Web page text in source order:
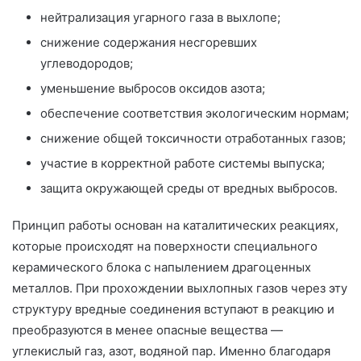
нейтрализация угарного газа в выхлопе;
снижение содержания несгоревших
углеводородов;
уменьшение выбросов оксидов азота;
обеспечение соответствия экологическим нормам;
снижение общей токсичности отработанных газов;
участие в корректной работе системы выпуска;
защита окружающей среды от вредных выбросов.
Принцип работы основан на каталитических реакциях,
которые происходят на поверхности специального
керамического блока с напылением драгоценных
металлов. При прохождении выхлопных газов через эту
структуру вредные соединения вступают в реакцию и
преобразуются в менее опасные вещества —
углекислый газ, азот, водяной пар. Именно благодаря